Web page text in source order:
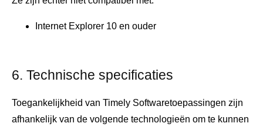
Internet Explorer 10 en ouder
6. Technische specificaties
Toegankelijkheid van Timely Softwaretoepassingen zijn
afhankelijk van de volgende technologieën om te kunnen